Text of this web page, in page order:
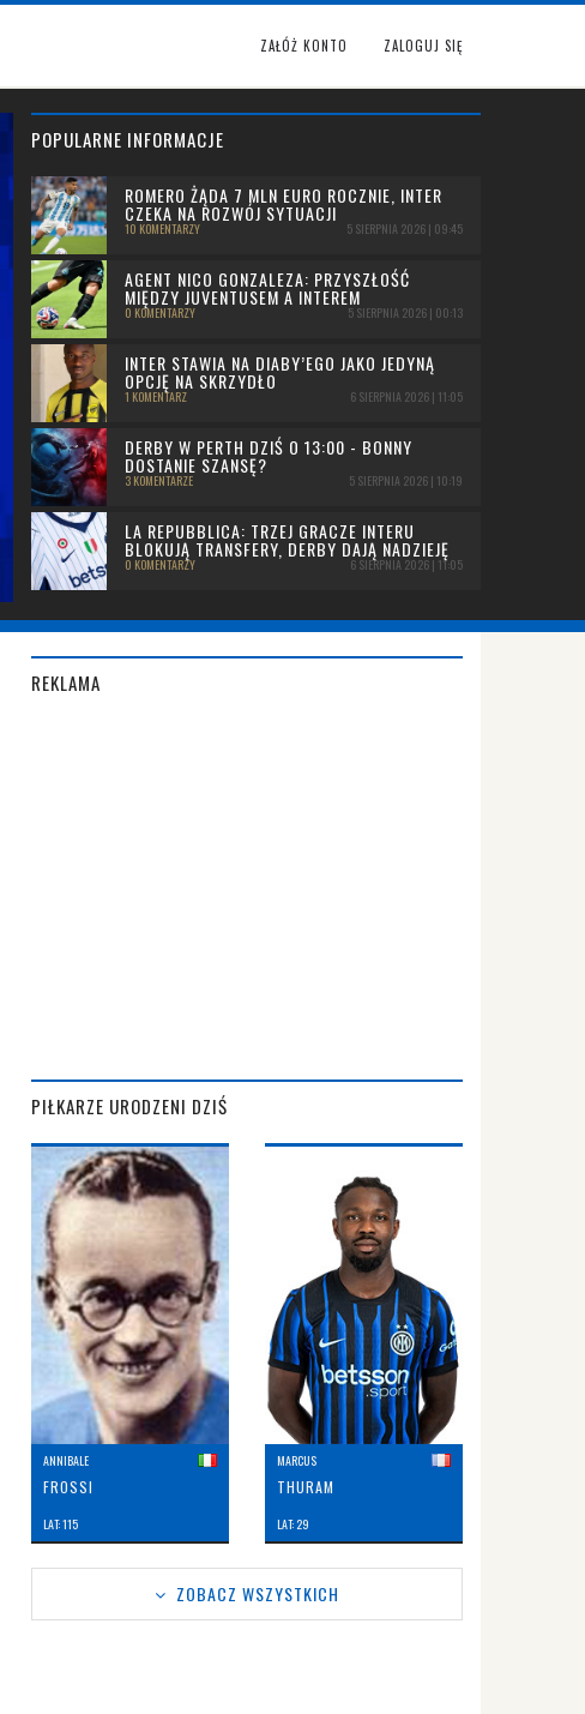
ZAŁÓŻ KONTO ZALOGUJ SIĘ
POPULARNE INFORMACJE
ROMERO ŻĄDA 7 MLN EURO ROCZNIE, INTER
CZEKA NA ROZWÓJ SYTUACJI
10 KOMENTARZY 5 SIERPNIA 2026 | 09:45
AGENT NICO GONZALEZA: PRZYSZŁOŚĆ
MIĘDZY JUVENTUSEM A INTEREM
0 KOMENTARZY 5 SIERPNIA 2026 | 00:13
INTER STAWIA NA DIABY’EGO JAKO JEDYNĄ
OPCJĘ NA SKRZYDŁO
1 KOMENTARZ 6 SIERPNIA 2026 | 11:05
DERBY W PERTH DZIŚ O 13:00 - BONNY
DOSTANIE SZANSĘ?
3 KOMENTARZE 5 SIERPNIA 2026 | 10:19
LA REPUBBLICA: TRZEJ GRACZE INTERU
BLOKUJĄ TRANSFERY, DERBY DAJĄ NADZIEJĘ
0 KOMENTARZY 6 SIERPNIA 2026 | 11:05
REKLAMA
PIŁKARZE URODZENI DZIŚ
ANNIBALE
FROSSI
LAT: 115
MARCUS
THURAM
LAT: 29
ZOBACZ WSZYSTKICH